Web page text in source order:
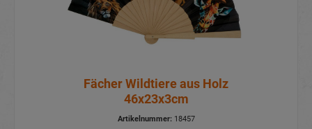
Fächer Wildtiere aus Holz
46x23x3cm
Artikelnummer:18457